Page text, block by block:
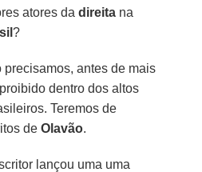
atores dadireita na
?
precisamos, antes de mais
dentro dos altos
Teremos de
deOlavão.
lançou uma uma